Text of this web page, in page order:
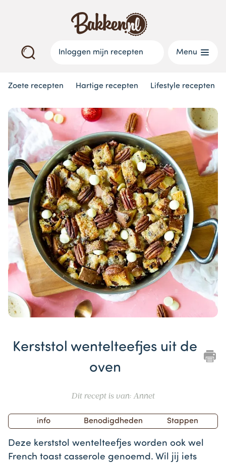
Inloggen mijn recepten Menu
Zoete recepten Hartige recepten Lifestyle recepten
Kerststol wentelteefjes uit de
oven
Dit recept is van: Annet
info Benodigdheden Stappen
Deze kerststol wentelteefjes worden ook wel
French toast casserole genoemd. Wil jij iets